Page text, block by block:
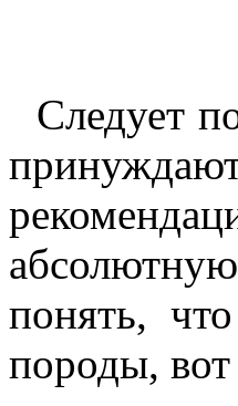
Следует
понять,
породы, вот